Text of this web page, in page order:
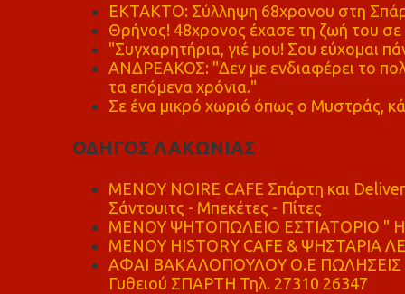
ΕΚΤΑΚΤΟ: Σύλληψη 68χρονου στη
Θρήνος! 48χρονος έχασε τη ζωή του
"Συγχαρητήρια, γιέ μου! Σου εύχομαι
ΑΝΔΡΕΑΚΟΣ: "Δεν με ενδιαφέρει το
τα επόμενα χρόνια."
Σε ένα μικρό χωριό όπως ο Μυστράς,
ΟΔΗΓΟΣ ΛΑΚΩΝΙΑΣ
MENOY NOIRE CAFE Σπάρτη και
Σάντουιτς - Μπεκέτες - Πίτες
ΜΕΝΟΥ ΨΗΤΟΠΩΛΕΙΟ ΕΣΤΙΑΤΟΡΙΟ "
ΜΕΝΟΥ HISTORY CAFE & ΨΗΣΤΑΡΙΑ
ΑΦΑΙ ΒΑΚΑΛΟΠΟΥΛΟΥ Ο.Ε ΠΩΛΗΣΕΙΣ
Γυθειού ΣΠΑΡΤΗ Τηλ. 27310 26347